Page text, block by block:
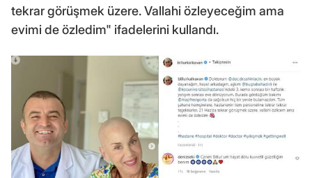
tekrar görüşmek üzere. Vallahi özleyeceğim ama
evimi de özledim" ifadelerini kullandı.